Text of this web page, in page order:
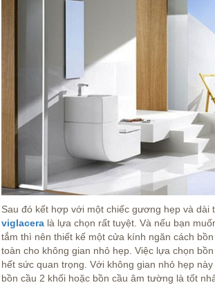
Sau đó kết hợp với một chiếc gương hẹp và dài
viglacera là lựa chọn rất tuyệt. Và nếu bạn
tắm thì nên thiết kế một cửa kính ngăn cách
toàn cho không gian nhỏ hẹp. Việc lựa chọn
hết sức quan trọng. Với không gian nhỏ hẹp
bồn cầu 2 khối hoặc bồn cầu âm tường là tốt